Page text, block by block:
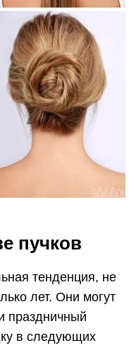
пучков
тенденция, не
лет. Они могут
праздничный
в следующих